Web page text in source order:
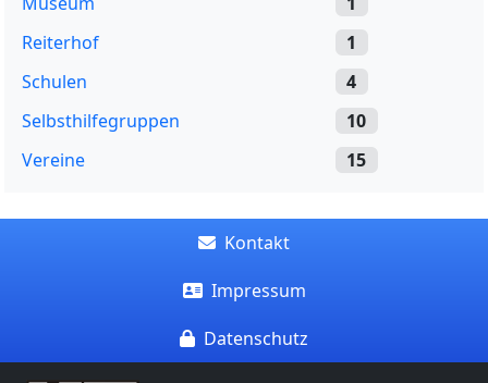
Reiterhof
1
Schulen
4
Selbsthilfegruppen
10
Vereine
15
Kontakt
Impressum
Datenschutz